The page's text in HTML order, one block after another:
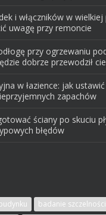
i włączników w wielkiej
uwagę przy remoncie
przy ogrzewaniu
dobrze przewodził
w łazience: jak
zapachów
ściany po skuciu
błędów
badanie